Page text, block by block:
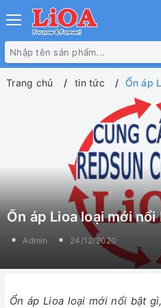
Trang chủ tin tức Ổn áp
Ổn áp Lioa loại mới
Admin 24/12/2020
Ổn áp Lioa loại mới nổi bật